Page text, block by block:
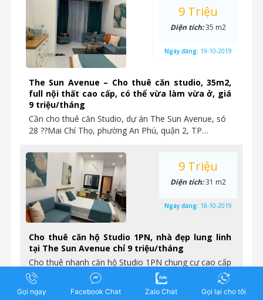
The Sun Avenue – Cho thuê căn studio, 35m2,
full nội thất cao cấp, có thể vừa làm vừa ở, giá
9 triệu/tháng
Cần cho thuê căn Studio, dự án The Sun Avenue, só
28 ??Mai Chí Thọ, phường An Phú, quận 2, TP…
9 Triệu
Diện tích:35 m2
Ngày đăng: 19-10-2019
Cho thuê căn hộ Studio 1PN, nhà đẹp lung linh
tại The Sun Avenue chỉ 9 triệu/tháng
Cho thuê nhanh căn hộ Studio 1PN chung cư cao cấp
The Sun Avenue Nhà hoàn thiện y như hình,…
9 Triệu
Diện tích:31 m2
Ngày đăng: 18-10-2019
Gọi ngay Facebook Chat Zalo Chat Gọi lại cho tôi